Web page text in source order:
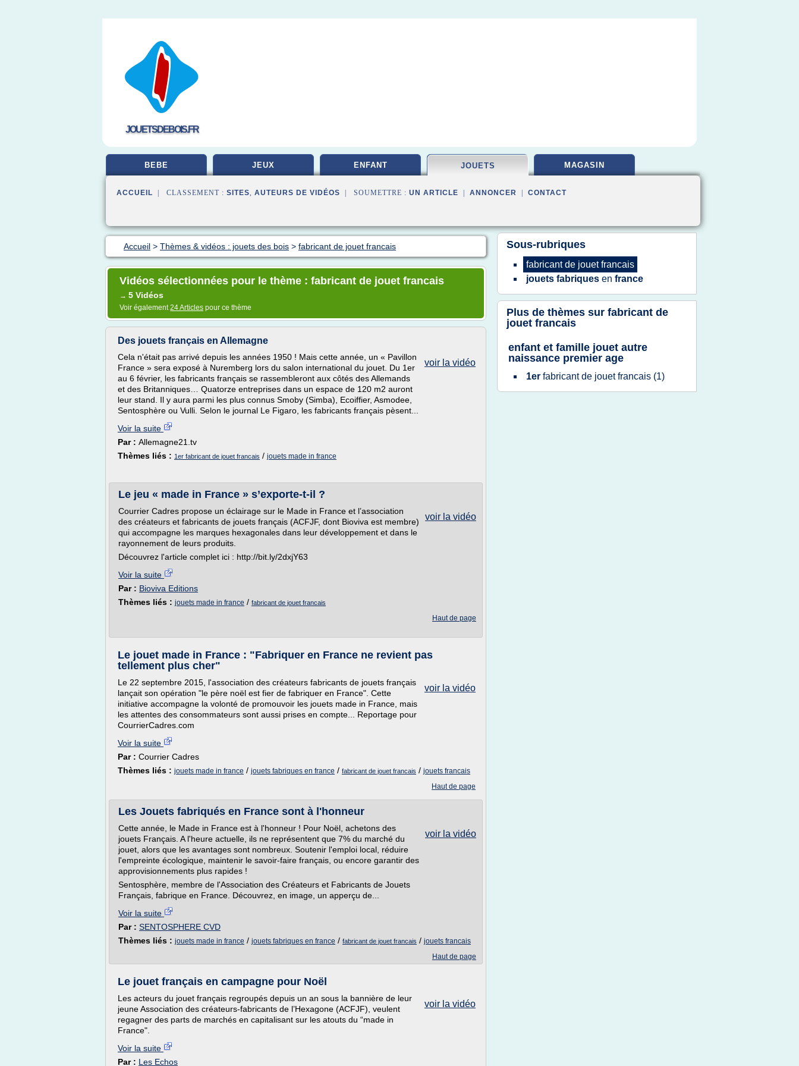
JOUETSDEBOIS.FR
BEBE JEUX ENFANT JOUETS MAGASIN
ACCUEIL | CLASSEMENT : SITES, AUTEURS DE VIDÉOS | SOUMETTRE : UN ARTICLE ANNONCER CONTACT
Accueil > Thèmes & vidéos : jouets des bois > fabricant de jouet francais
Vidéos sélectionnées pour le thème : fabricant de jouet francais
→ 5 Vidéos
Voir également24 Articles pour ce thème
Des jouets français en Allemagne
voir la vidéo
Cela n'était pas arrivé depuis les années 1950 ! Mais cette année, un « Pavillon
France » sera exposé à Nuremberg lors du salon international du jouet. Du 1er
au 6 février, les fabricants français se rassembleront aux côtés des Allemands
et des Britanniques… Quatorze entreprises dans un espace de 120 m2 auront
leur stand. Il y aura parmi les plus connus Smoby (Simba), Ecoiffier, Asmodee,
Sentosphère ou Vulli. Selon le journal Le Figaro, les fabricants français pèsent...
Voir la suite
Par : Allemagne21.tv
Thèmes liés : 1er fabricant de jouet francais / jouets made in france
Le jeu « made in France » s’exporte-t-il ?
voir la vidéo
Courrier Cadres propose un éclairage sur le Made in France et l’association
des créateurs et fabricants de jouets français (ACFJF, dont Bioviva est membre)
qui accompagne les marques hexagonales dans leur développement et dans le
rayonnement de leurs produits.
Découvrez l'article complet ici : http://bit.ly/2dxjY63
Voir la suite
Par : Bioviva Editions
Thèmes liés : jouets made in france / fabricant de jouet francais
Haut de page
Le jouet made in France : "Fabriquer en France ne revient pas
tellement plus cher"
voir la vidéo
Le 22 septembre 2015, l'association des créateurs fabricants de jouets français
lançait son opération "le père noël est fier de fabriquer en France". Cette
initiative accompagne la volonté de promouvoir les jouets made in France, mais
les attentes des consommateurs sont aussi prises en compte... Reportage pour
CourrierCadres.com
Voir la suite
Par : Courrier Cadres
Thèmes liés : jouets made in france / jouets fabriques en france / fabricant de jouet francais / jouets francais
Haut de page
Les Jouets fabriqués en France sont à l'honneur
voir la vidéo
Cette année, le Made in France est à l'honneur ! Pour Noël, achetons des
jouets Français. A l'heure actuelle, ils ne représentent que 7% du marché du
jouet, alors que les avantages sont nombreux. Soutenir l'emploi local, réduire
l'empreinte écologique, maintenir le savoir-faire français, ou encore garantir des
approvisionnements plus rapides !
Sentosphère, membre de l'Association des Créateurs et Fabricants de Jouets
Français, fabrique en France. Découvrez, en image, un apperçu de...
Voir la suite
Par : SENTOSPHERE CVD
Thèmes liés : jouets made in france / jouets fabriques en france / fabricant de jouet francais / jouets francais
Haut de page
Le jouet français en campagne pour Noël
voir la vidéo
Les acteurs du jouet français regroupés depuis un an sous la bannière de leur
jeune Association des créateurs-fabricants de l’Hexagone (ACFJF), veulent
regagner des parts de marchés en capitalisant sur les atouts du “made in
France".
Voir la suite
Par : Les Echos
Sous-rubriques
fabricantde jouet francais
jouets fabriques en france
Plus de thèmes sur fabricant de
jouet francais
enfant et famille jouet autre
naissance premier age
1er fabricantde jouet francais (1)